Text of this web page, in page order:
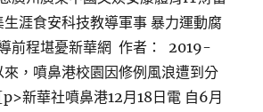
涯食安科技教導軍事 暴力運動腐
前程堪憂新華網 作者： 2019-
，噴鼻港校園因修例風浪遭到分
新華社噴鼻港12月18日電 自6月